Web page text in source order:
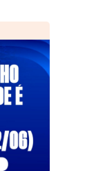
de